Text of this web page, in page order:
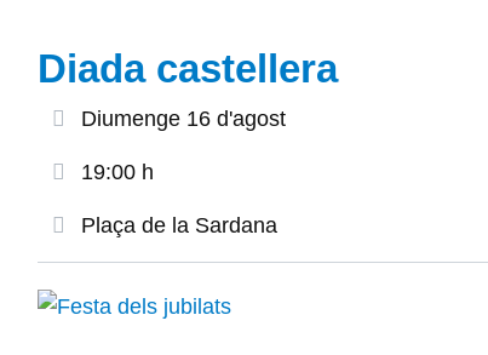
Diada castellera
Diumenge 16 d'agost
19:00 h
Plaça de la Sardana